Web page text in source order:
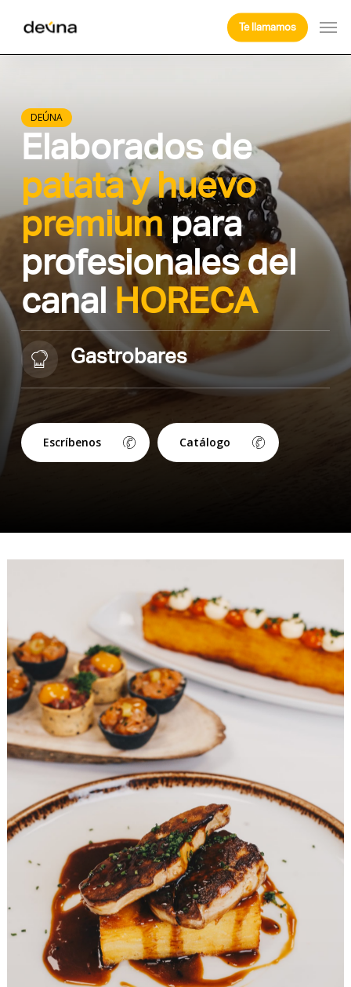
main
Te llamamos
DEÚNA
Elaborados de
patata y huevo
premiumpara
profesionales del
canal HORECA
Restauración organizada
Escríbenos Catálogo